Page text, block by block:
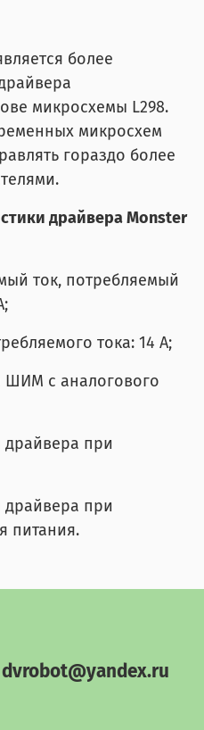
более
микросхемы L298.
микросхем
гораздо более
драйвера Monster
ток, потребляемый
тока: 14 А;
ШИМ с аналогового
при
при
питания.
dvrobot@yandex.ru